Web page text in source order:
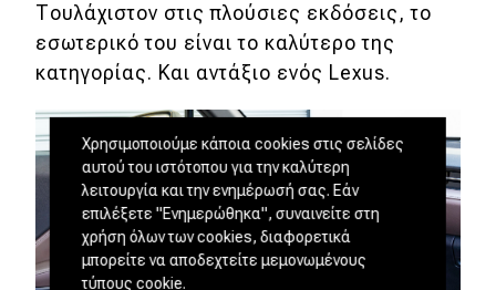
Τουλάχιστον στις πλούσιες εκδόσεις, το
εσωτερικό του είναι το καλύτερο της
κατηγορίας. Και αντάξιο ενός Lexus.
Χρησιμοποιούμε κάποια cookies στις σελίδες
αυτού του ιστότοπου για την καλύτερη
λειτουργία και την ενημέρωσή σας. Εάν
επιλέξετε "Ενημερώθηκα", συναινείτε στη
χρήση όλων των cookies, διαφορετικά
μπορείτε να αποδεχτείτε μεμονωμένους
τύπους cookie.